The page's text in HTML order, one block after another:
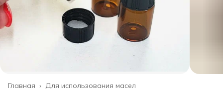
Для использования масел
Главная ›